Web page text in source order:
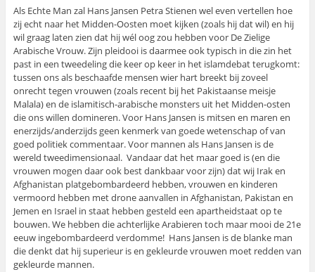
Als Echte Man zal Hans Jansen Petra Stienen wel even vertellen hoe
zij echt naar het Midden-Oosten moet kijken (zoals hij dat wil) en hij
wil graag laten zien dat hij wél oog zou hebben voor De Zielige
Arabische Vrouw. Zijn pleidooi is daarmee ook typisch in die zin het
past in een tweedeling die keer op keer in het islamdebat terugkomt:
tussen ons als beschaafde mensen wier hart breekt bij zoveel
onrecht tegen vrouwen (zoals recent bij het Pakistaanse meisje
Malala) en de islamitisch-arabische monsters uit het Midden-osten
die ons willen domineren. Voor Hans Jansen is mitsen en maren en
enerzijds/anderzijds geen kenmerk van goede wetenschap of van
goed politiek commentaar. Voor mannen als Hans Jansen is de
wereld tweedimensionaal. Vandaar dat het maar goed is (en die
vrouwen mogen daar ook best dankbaar voor zijn) dat wij Irak en
Afghanistan platgebombardeerd hebben, vrouwen en kinderen
vermoord hebben met drone aanvallen in Afghanistan, Pakistan en
Jemen en Israel in staat hebben gesteld een apartheidstaat op te
bouwen. We hebben die achterlijke Arabieren toch maar mooi de 21e
eeuw ingebombardeerd verdomme! Hans Jansen is de blanke man
die denkt dat hij superieur is en gekleurde vrouwen moet redden van
gekleurde mannen.